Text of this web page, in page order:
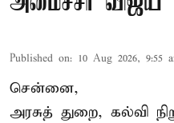
Published on: 10 Aug 2026, 9:55
சென்னை,
அரசுத் துறை, கல்வி